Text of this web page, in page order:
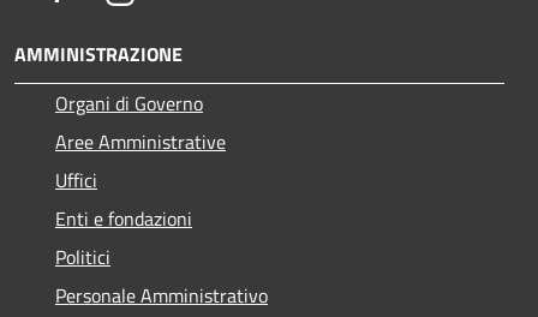
AMMINISTRAZIONE
Organi di Governo
Aree Amministrative
Uffici
Enti e fondazioni
Politici
Personale Amministrativo